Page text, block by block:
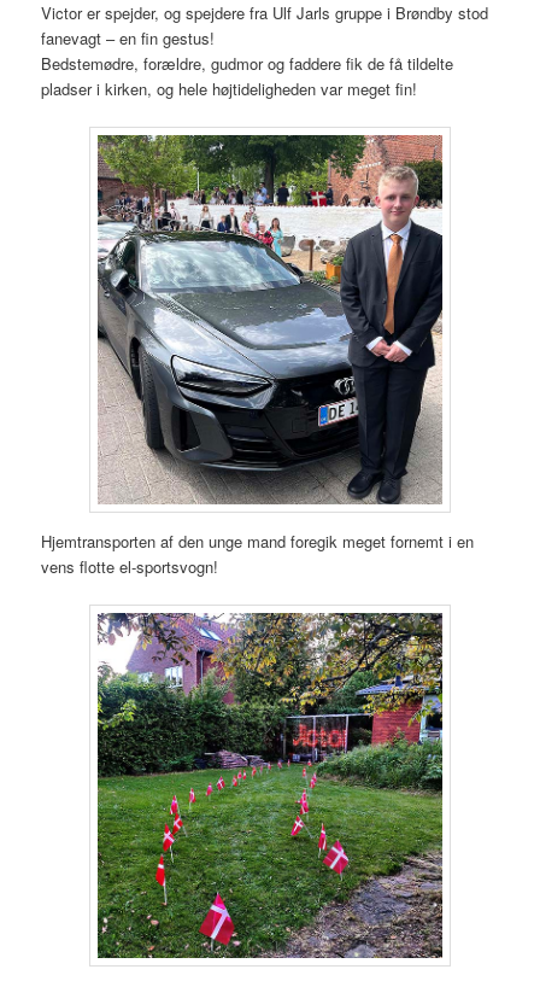
Victor er spejder, og spejdere fra Ulf Jarls gruppe i Brøndby stod
fanevagt – en fin gestus!
Bedstemødre, forældre, gudmor og faddere fik de få tildelte
pladser i kirken, og hele højtideligheden var meget fin!
Hjemtransporten af den unge mand foregik meget fornemt i en
vens flotte el-sportsvogn!